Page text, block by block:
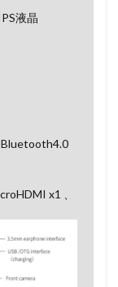
液晶
x1 、